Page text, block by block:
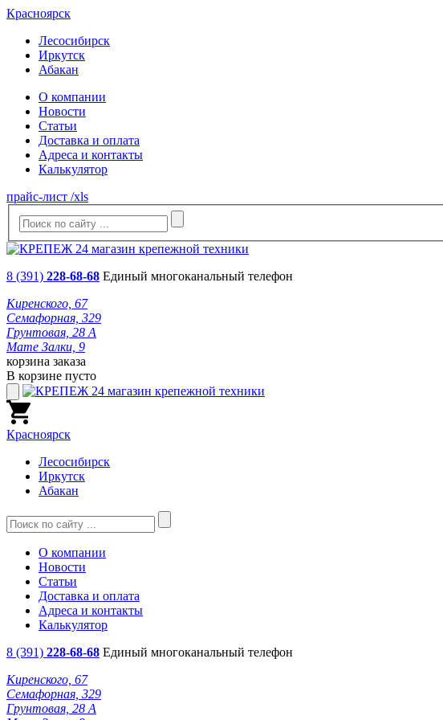
Красноярск
Лесосибирск
Иркутск
Абакан
О компании
Новости
Статьи
Доставка и оплата
Адреса и контакты
Калькулятор
прайс-лист /xls
8 (391) 228-68-68 Единый многоканальный телефон
Киренского, 67
Семафорная, 329
Грунтовая, 28 А
Мате Залки, 9
корзина заказа
В корзине пусто
Красноярск
Лесосибирск
Иркутск
Абакан
О компании
Новости
Статьи
Доставка и оплата
Адреса и контакты
Калькулятор
8 (391) 228-68-68 Единый многоканальный телефон
Киренского, 67
Семафорная, 329
Грунтовая, 28 А